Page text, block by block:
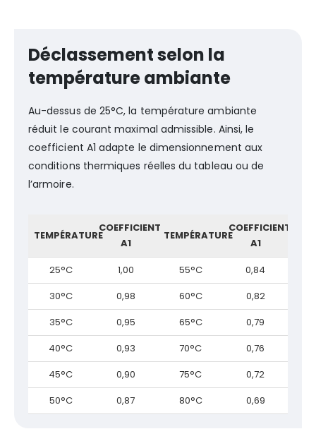
Déclassement selon la
température ambiante
Au-dessus de 25°C, la température ambiante
réduit le courant maximal admissible. Ainsi, le
coefficient A1 adapte le dimensionnement aux
conditions thermiques réelles du tableau ou de
l’armoire.
TEMPÉRATURE
COEFFICIENT
A1
TEMPÉRATURE
COEFFICIENT
A1
25°C
1,00 55°C
0,84
30°C
0,98 60°C
0,82
35°C
0,95 65°C
0,79
40°C
0,93 70°C
0,76
45°C
0,90 75°C
0,72
50°C
0,87 80°C 0,69